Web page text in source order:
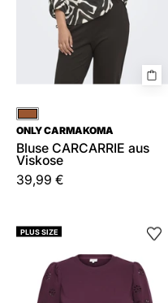
Braun
ONLY CARMAKOMA
Bluse CARCARRIE aus
Viskose
39,99 €
Sweatshirt
CARFEMME
aus
Baumwollmix
PLUS SIZE